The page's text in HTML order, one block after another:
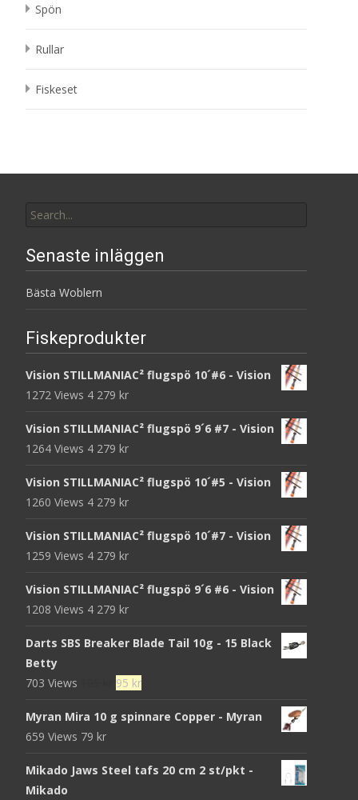
Spön
Rullar
Fiskeset
for:
Senaste inläggen
Bästa Woblern
Fiskeprodukter
Vision STILLMANIAC² flugspö 10´#6 - Vision
1272 Views 4 279 kr
Vision STILLMANIAC² flugspö 9´6 #7 - Vision
1264 Views 4 279 kr
Vision STILLMANIAC² flugspö 10´#5 - Vision
1260 Views 4 279 kr
Vision STILLMANIAC² flugspö 10´#7 - Vision
1259 Views 4 279 kr
Vision STILLMANIAC² flugspö 9´6 #6 - Vision
1208 Views 4 279 kr
Darts SBS Breaker Blade Tail 10g - 15 Black
Betty
703 Views
Det
priset
95 krDet
priset
Myran Mira 10 g spinnare Copper - Myran
659 Views 79 kr
Mikado Jaws Steel tafs 20 cm 2 st/pkt -
Mikado